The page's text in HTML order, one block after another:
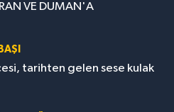
VE DUMAN'A
tarihten gelen sese kulak